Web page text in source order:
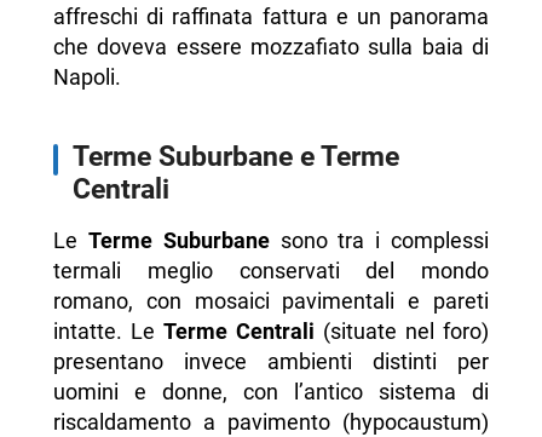
affreschi di raffinata fattura e un panorama
che doveva essere mozzafiato sulla baia di
Napoli.
Terme Suburbane e Terme
Centrali
Le Terme Suburbanesono tra i complessi
termali meglio conservati del mondo
romano, con mosaici pavimentali e pareti
intatte. Le Terme Centrali (situate nel foro)
presentano invece ambienti distinti per
uomini e donne, con l’antico sistema di
riscaldamento a pavimento (hypocaustum)